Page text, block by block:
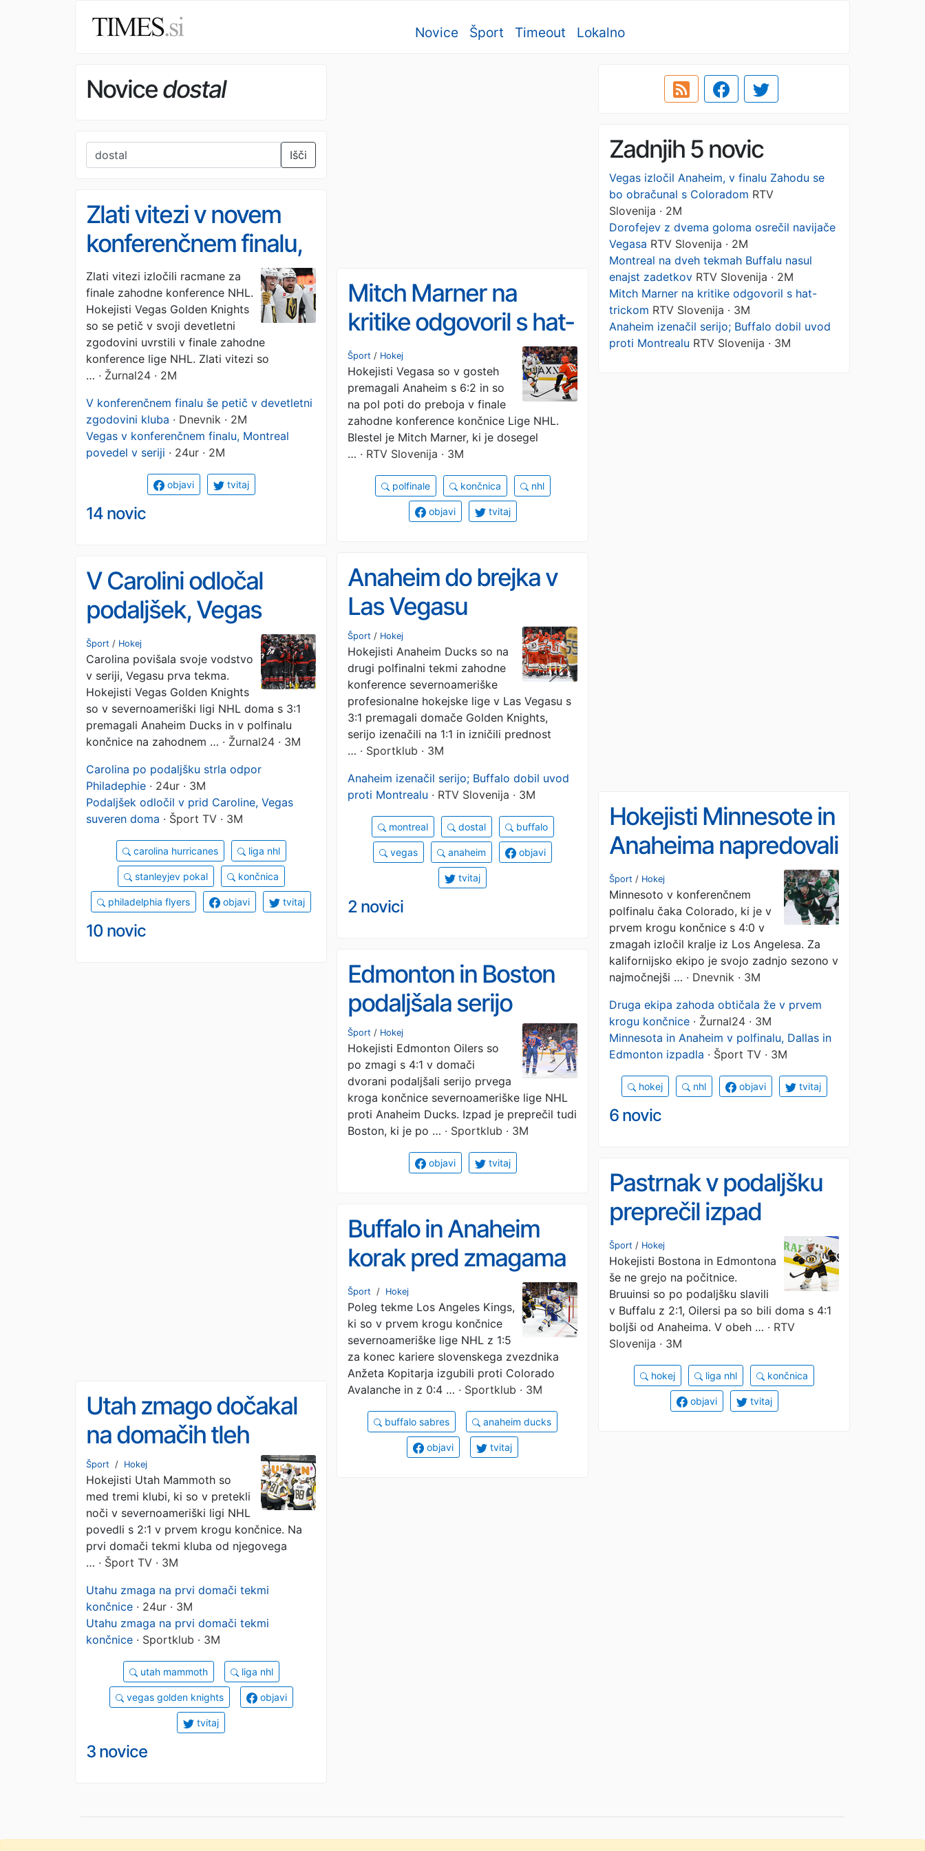
Novice Šport Timeout Lokalno
Novicedostal
Išči Zadnjih 5 novic
Vegas izločil Anaheim, v finalu Zahodu se
bo obračunal s Coloradom RTV
Slovenija · 2M
Dorofejev z dvema goloma osrečil navijače
Vegasa RTV Slovenija · 2M
Montreal na dveh tekmah Buffalu nasul
enajst zadetkov RTV Slovenija · 2M
Mitch Marner na kritike odgovoril s hat-
trickom RTV Slovenija · 3M
Anaheim izenačil serijo; Buffalo dobil uvod
proti Montrealu RTV Slovenija · 3M
Zlati vitezi v novem
konferenčnem finalu,
Montreal le še zmago
stran
Zlati vitezi izločili racmane za
finale zahodne konference NHL.
Hokejisti Vegas Golden Knights
so se petič v svoji devetletni
zgodovini uvrstili v finale zahodne
konference lige NHL. Zlati vitezi so
… · Žurnal24 · 2M
V konferenčnem finalu še petič v devetletni
zgodovini kluba · Dnevnik · 2M
Vegas v konferenčnem finalu, Montreal
povedel v seriji · 24ur · 2M
objavi tvitaj
14 novic
Mitch Marner na
kritike odgovoril s hat-
trickom
Šport / Hokej
Hokejisti Vegasa so v gosteh
premagali Anaheim s 6:2 in so
na pol poti do preboja v finale
zahodne konference končnice Lige NHL.
Blestel je Mitch Marner, ki je dosegel
… · RTV Slovenija · 3M
polfinale končnica nhl
objavi tvitaj
Anaheim do brejka v
Las Vegasu
Šport / Hokej
Hokejisti Anaheim Ducks so na
drugi polfinalni tekmi zahodne
konference severnoameriške
profesionalne hokejske lige v Las Vegasu s
3:1 premagali domače Golden Knights,
serijo izenačili na 1:1 in izničili prednost
… · Sportklub · 3M
Anaheim izenačil serijo; Buffalo dobil uvod
proti Montrealu · RTV Slovenija · 3M
montreal dostal buffalo
vegas anaheim objavi
tvitaj
2 novici
V Carolini odločal
podaljšek, Vegas
zmagovito odprl serijo
Šport / Hokej
Carolina povišala svoje vodstvo
v seriji, Vegasu prva tekma.
Hokejisti Vegas Golden Knights
so v severnoameriški ligi NHL doma s 3:1
premagali Anaheim Ducks in v polfinalu
končnice na zahodnem … · Žurnal24 · 3M
Carolina po podaljšku strla odpor
Philadephie · 24ur · 3M
Podaljšek odločil v prid Caroline, Vegas
suveren doma · Šport TV · 3M
carolina hurricanes liga nhl
stanleyjev pokal končnica
philadelphia flyers objavi tvitaj
10 novic
Hokejisti Minnesote in
Anaheima napredovali
v polfinale
Šport / Hokej
Minnesoto v konferenčnem
polfinalu čaka Colorado, ki je v
prvem krogu končnice s 4:0 v
zmagah izločil kralje iz Los Angelesa. Za
kalifornijsko ekipo je svojo zadnjo sezono v
najmočnejši … · Dnevnik · 3M
Druga ekipa zahoda obtičala že v prvem
krogu končnice · Žurnal24 · 3M
Minnesota in Anaheim v polfinalu, Dallas in
Edmonton izpadla · Šport TV · 3M
hokej nhl objavi tvitaj
6 novic
Edmonton in Boston
podaljšala serijo
Šport / Hokej
Hokejisti Edmonton Oilers so
po zmagi s 4:1 v domači
dvorani podaljšali serijo prvega
kroga končnice severnoameriške lige NHL
proti Anaheim Ducks. Izpad je preprečil tudi
Boston, ki je po … · Sportklub · 3M
objavi tvitaj
Pastrnak v podaljšku
preprečil izpad
Bostona
Šport / Hokej
Hokejisti Bostona in Edmontona
še ne grejo na počitnice.
Bruuinsi so po podaljšku slavili
v Buffalu z 2:1, Oilersi pa so bili doma s 4:1
boljši od Anaheima. V obeh … · RTV
Slovenija · 3M
hokej liga nhl končnica
objavi tvitaj
Buffalo in Anaheim
korak pred zmagama
v seriji končnice NHL
Šport / Hokej
Poleg tekme Los Angeles Kings,
ki so v prvem krogu končnice
severnoameriške lige NHL z 1:5
za konec kariere slovenskega zvezdnika
Anžeta Kopitarja izgubili proti Colorado
Avalanche in z 0:4 … · Sportklub · 3M
buffalo sabres anaheim ducks
objavi tvitaj
Utah zmago dočakal
na domačih tleh
Šport / Hokej
Hokejisti Utah Mammoth so
med tremi klubi, ki so v pretekli
noči v severnoameriški ligi NHL
povedli s 2:1 v prvem krogu končnice. Na
prvi domači tekmi kluba od njegovega
… · Šport TV · 3M
Utahu zmaga na prvi domači tekmi
končnice · 24ur · 3M
Utahu zmaga na prvi domači tekmi
končnice · Sportklub · 3M
utah mammoth liga nhl
vegas golden knights objavi
tvitaj
3 novice